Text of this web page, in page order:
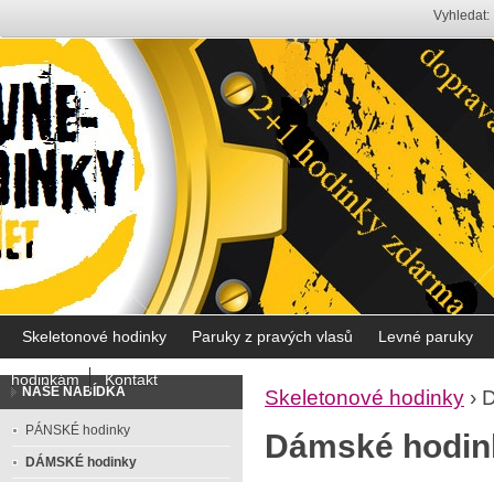
Vyhledat:
Skeletonové hodinky Paruky z pravých vlasů Levné paruky
hodinkám Kontakt
Skeletonové hodinky ›
Dámské
NAŠE NABÍDKA
PÁNSKÉ hodinky
DÁMSKÉ hodinky